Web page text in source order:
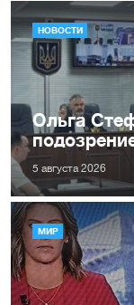
НОВОСТИ
Ольга
5 августа 2026
МИР